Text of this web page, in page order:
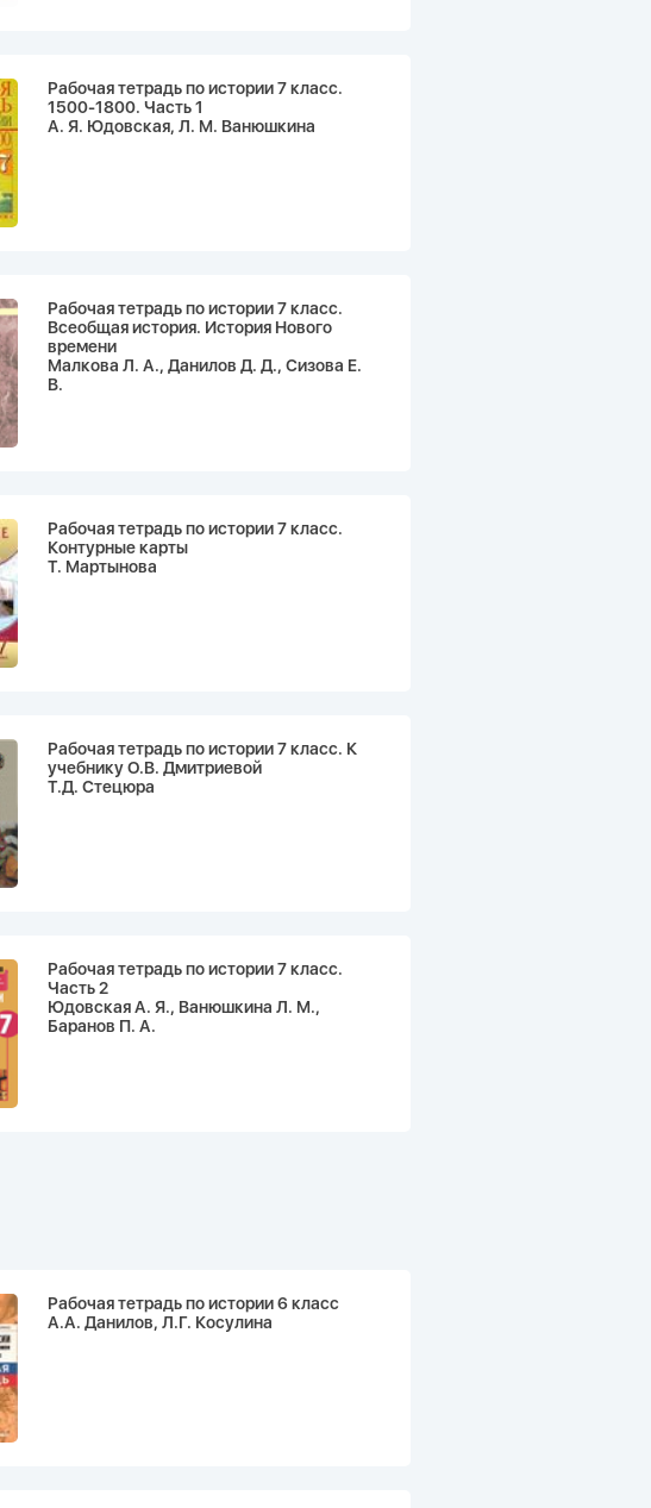
Рабочая тетрадь по истории 7 класс.
1500-1800. Часть 1
А. Я. Юдовская, Л. М. Ванюшкина
Рабочая тетрадь по истории 7 класс.
Всеобщая история. История Нового
времени
Малкова Л. А., Данилов Д. Д., Сизова Е.
В.
Рабочая тетрадь по истории 7 класс.
Контурные карты
Т. Мартынова
Рабочая тетрадь по истории 7 класс. К
учебнику О.В. Дмитриевой
Т.Д. Стецюра
Рабочая тетрадь по истории 7 класс.
Часть 2
Юдовская А. Я., Ванюшкина Л. М.,
Баранов П. А.
Рабочая тетрадь по истории 6 класс
А.А. Данилов, Л.Г. Косулина